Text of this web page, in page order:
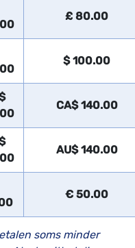
£ 80.00
$ 100.00
CA$ 140.00
AU$ 140.00
€ 50.00
soms minder